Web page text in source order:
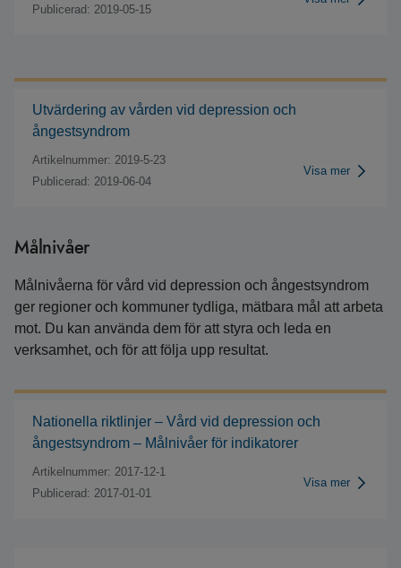
Publicerad: 2019-05-15
Utvärdering av vården vid depression och
ångestsyndrom
Artikelnummer: 2019-5-23
Publicerad: 2019-06-04
Visa mer
Målnivåer
Målnivåerna för vård vid depression och ångestsyndrom
ger regioner och kommuner tydliga, mätbara mål att arbeta
mot. Du kan använda dem för att styra och leda en
verksamhet, och för att följa upp resultat.
Nationella riktlinjer – Vård vid depression och
ångestsyndrom – Målnivåer för indikatorer
Artikelnummer: 2017-12-1
Publicerad: 2017-01-01
Visa mer